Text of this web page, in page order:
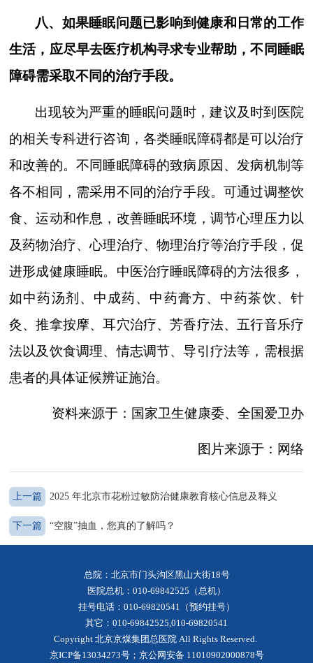
八、如果睡眠问题已影响到健康和日常的工作
生活，应尽早去医疗机构寻求专业帮助，不同睡眠
障碍需采取不同的治疗手段。
出现较为严重的睡眠问题时，建议及时到医院
的相关专科进行咨询，各类睡眠障碍都是可以治疗
和改善的。不同睡眠障碍的致病原因、发病机制等
各不相同，需采用不同的治疗手段。可通过调整饮
食、运动和作息，改善睡眠环境，调节心理压力以
及药物治疗、心理治疗、物理治疗等治疗手段，促
进形成健康睡眠。中医治疗睡眠障碍的方法很多，
如中药汤剂、中成药、中药膏方、中药茶饮、针
灸、推拿按摩、耳穴治疗、芳香疗法、五行音乐疗
法以及饮食调理、情志调节、导引疗法等，需根据
患者的具体证候辨证施治。
资料来源于：国家卫生健康委、全国爱卫办
图片来源于：网络
上一篇 2025 年北京市花粉过敏防治健康教育核心信息及释义
下一篇 “空腹”抽血，您真的了解吗？
总院：北京市门头沟区黑山大街18号
医院总机：010-69842525（总机）
挂号电话：010-69820541（预约挂号）
其它：010-69842525,010-69820541
Copyright 北京京煤集团总医院 All Rights Reserved.
京ICP备13034273号；京公网安备 11010902000878号